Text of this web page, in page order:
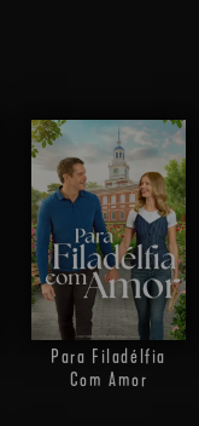
Para Filadélfia
Com Amor